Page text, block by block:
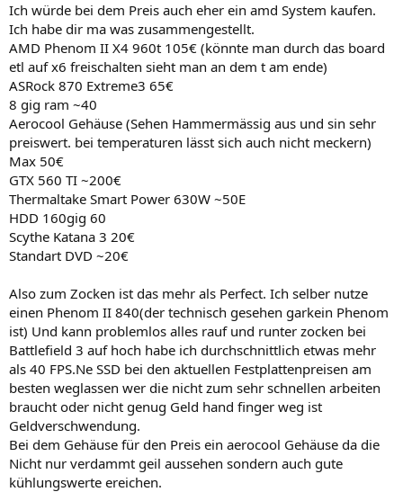
Ich würde bei dem Preis auch eher ein amd System kaufen.
Ich habe dir ma was zusammengestellt.
AMD Phenom II X4 960t 105€ (könnte man durch das board
etl auf x6 freischalten sieht man an dem t am ende)
ASRock 870 Extreme3 65€
8 gig ram ~40
Aerocool Gehäuse (Sehen Hammermässig aus und sin sehr
preiswert. bei temperaturen lässt sich auch nicht meckern)
Max 50€
GTX 560 TI ~200€
Thermaltake Smart Power 630W ~50E
HDD 160gig 60
Scythe Katana 3 20€
Standart DVD ~20€
Also zum Zocken ist das mehr als Perfect. Ich selber nutze
einen Phenom II 840(der technisch gesehen garkein Phenom
ist) Und kann problemlos alles rauf und runter zocken bei
Battlefield 3 auf hoch habe ich durchschnittlich etwas mehr
als 40 FPS.Ne SSD bei den aktuellen Festplattenpreisen am
besten weglassen wer die nicht zum sehr schnellen arbeiten
braucht oder nicht genug Geld hand finger weg ist
Geldverschwendung.
Bei dem Gehäuse für den Preis ein aerocool Gehäuse da die
Nicht nur verdammt geil aussehen sondern auch gute
kühlungswerte ereichen.